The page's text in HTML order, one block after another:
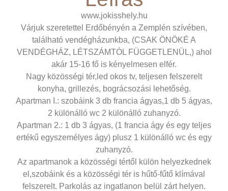
www.jokisshely.hu
Várjuk szeretettel Erdőbényén a Zemplén szívében,
található vendégházunkba, (CSAK ÖNÖKÉ A
VENDÉGHÁZ, LÉTSZÁMTÓL FÜGGETLENÜL,) ahol
akár 15-16 fő is kényelmesen elfér.
Nagy közösségi tér,led okos tv, teljesen felszerelt
konyha, grillezés, bográcsozási lehetőség.
Apartman I.: szobáink 3 db francia ágyas,1 db 5 ágyas,
2 különálló wc 2 különálló zuhanyzó.
Apartman 2.: 1 db 3 ágyas, (1 francia ágy és egy teljes
ertékű egyszemélyes ágy) plusz 1 különálló wc és egy
zuhanyzó.
Az apartmanok a közösségi tértől külön helyezkednek
el,szobáink és a közösségi tér is hűtő-fűtő klímával
felszerelt. Parkolás az ingatlanon belül zárt helyen.